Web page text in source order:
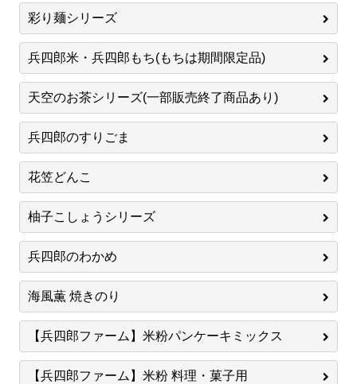
彩り麺シリーズ
兵四郎米・兵四郎もち(もちは期間限定品)
天空のお茶シリーズ(一部販売終了商品あり)
兵四郎のすりごま
花笠どんこ
柚子こしょうシリーズ
兵四郎のわかめ
海風薫 焼きのり
【兵四郎ファーム】米粉パンケーキミックス
【兵四郎ファーム】米粉 料理・菓子用